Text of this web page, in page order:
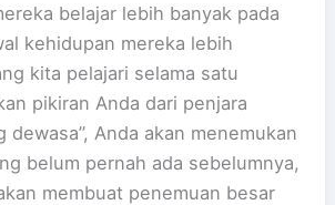
belajar lebih banyak pada
kehidupan mereka lebih
kita pelajari selama satu
pikiran Anda dari penjara
dewasa”, Anda akan menemukan
belum pernah ada sebelumnya,
membuat penemuan besar